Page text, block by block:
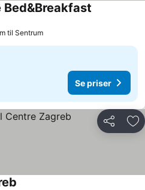
til Sentrum
Se priser
Del